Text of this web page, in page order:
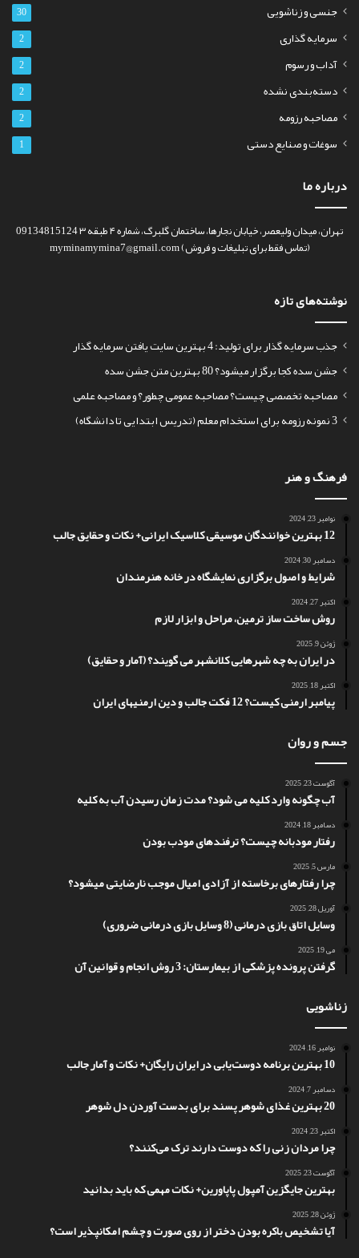
جنسی و زناشویی 30
سرمایه گذاری 2
آداب و رسوم 2
دسته‌بندی نشده 2
مصاحبه رزومه 2
سوغات و صنایع دستی 1
درباره ما
تهران، میدان ولیعصر، خیابان نجارها، ساختمان گلبرگ، شماره ۴ طبقه ۳ 09134815124
(تماس فقط برای تبلیغات و فروش) myminamymina7@gmail.com
نوشته‌های تازه
جذب سرمایه گذار برای تولید: 4 بهترین سایت یافتن سرمایه گذار
جشن سده کجا برگزار میشود؟ 80 بهترین متن جشن سده
مصاحبه تخصصی چیست؟ مصاحبه عمومی چطور؟ و مصاحبه علمی
3 نمونه رزومه برای استخدام معلم (تدریس ابتدایی تا دانشگاه)
فرهنگ و هنر
نوامبر 23, 2024
12 بهترین خوانندگان موسیقی کلاسیک ایرانی+ نکات و حقایق جالب
دسامبر 30, 2024
شرایط و اصول برگزاری نمایشگاه در خانه هنرمندان
اکتبر 27, 2024
روش ساخت ساز ترمین، مراحل و ابزار لازم
ژوئن 9, 2025
در ایران به چه شهرهایی کلانشهر می گویند؟ (آمار و حقایق)
اکتبر 18, 2025
پیامبر ارمنی کیست؟ 12 فکت جالب و دین ارمنیهای ایران
جسم و روان
آگوست 23, 2025
آب چگونه وارد کلیه می شود؟ مدت زمان رسیدن آب به کلیه
دسامبر 18, 2024
رفتار مودبانه چیست؟ ترفندهای مودب بودن
مارس 5, 2025
چرا رفتارهای برخاسته از آزادی امیال موجب نارضایتی میشود؟
آوریل 28, 2025
وسایل اتاق بازی درمانی (8 وسایل بازی درمانی ضروری)
می 19, 2025
گرفتن پرونده پزشکی از بیمارستان: 3 روش انجام و قوانین آن
زناشویی
نوامبر 16, 2024
10 بهترین برنامه دوست‌یابی در ایران رایگان+ نکات و آمار جالب
دسامبر 7, 2024
20 بهترین غذای شوهر پسند برای بدست آوردن دل شوهر
اکتبر 23, 2024
چرا مردان زنی را که دوست دارند ترک می‌کنند؟
آگوست 23, 2025
بهترین جایگزین آمپول پاپاورین+ نکات مهمی که باید بدانید
ژوئن 28, 2025
آیا تشخیص باکره بودن دختر از روی صورت و چشم امکانپذیر است؟